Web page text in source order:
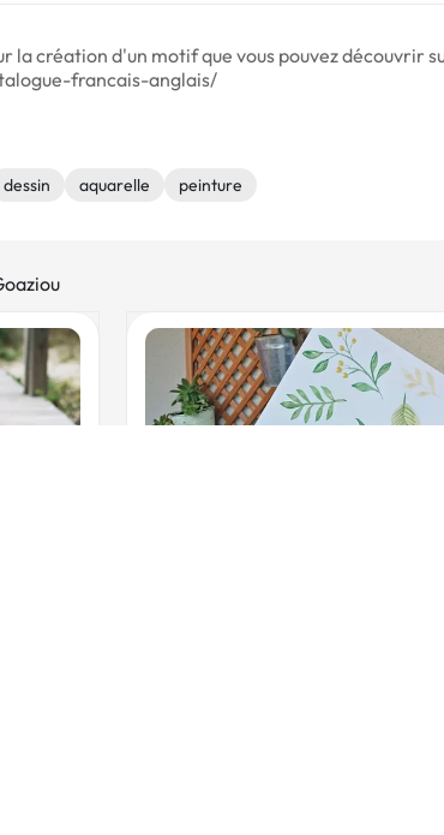
la création d'un motif que vous pouvez découvrir
francais-anglais/
dessin aquarelle peinture